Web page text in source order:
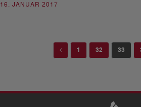
16. JANUAR 2017
Previous
1 32 33